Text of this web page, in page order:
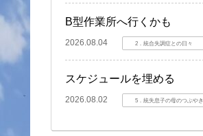
B型作業所へ行くかも
2026.08.04 2．統合失調症との日々
スケジュールを埋める
2026.08.02 5．統失息子の母のつぶやき